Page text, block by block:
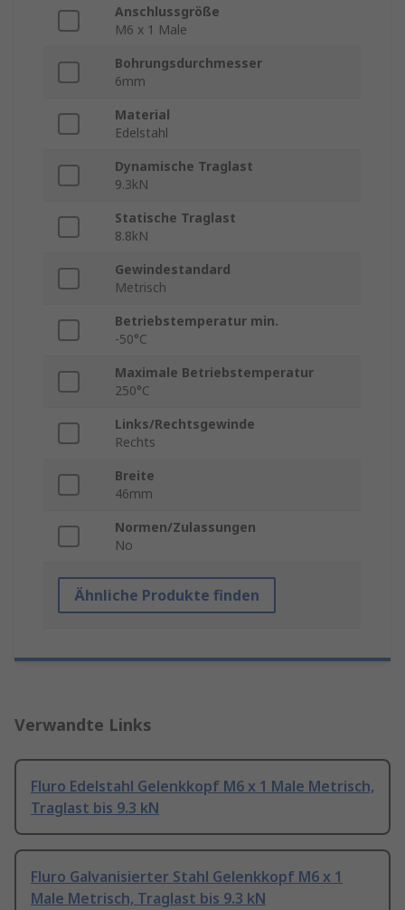
Anschlussgröße
M6 x 1 Male
Bohrungsdurchmesser
6mm
Material
Edelstahl
Dynamische Traglast
9.3kN
Statische Traglast
8.8kN
Gewindestandard
Metrisch
Betriebstemperatur min.
-50°C
Maximale Betriebstemperatur
250°C
Links/Rechtsgewinde
Rechts
Breite
46mm
Normen/Zulassungen
No
Ähnliche Produkte finden
Verwandte Links
Fluro Edelstahl Gelenkkopf M6 x 1 Male Metrisch,
Traglast bis 9.3 kN
Fluro Galvanisierter Stahl Gelenkkopf M6 x 1
Male Metrisch, Traglast bis 9.3 kN